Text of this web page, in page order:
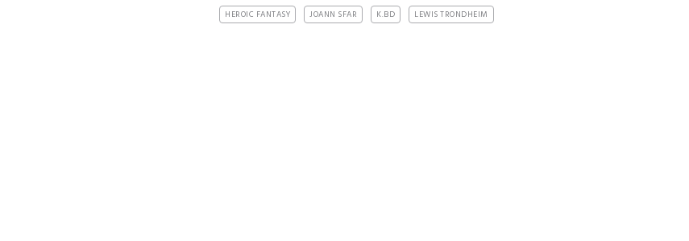
HEROIC FANTASY JOANN SFAR K.BD LEWIS TRONDHEIM